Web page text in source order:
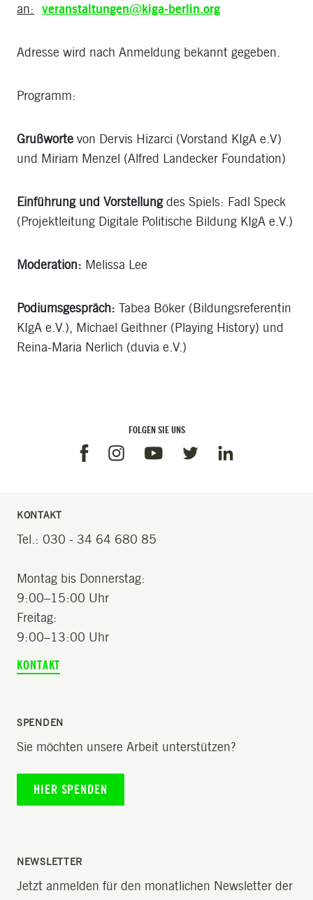
an: veranstaltungen@kiga-berlin.org
Adresse wird nach Anmeldung bekannt gegeben.
Programm:
Grußworte von Dervis Hizarci (Vorstand KIgA e.V)
und Miriam Menzel (Alfred Landecker Foundation)
Einführung und Vorstellungdes Spiels: Fadl Speck
(Projektleitung Digitale Politische Bildung KIgA e.V.)
Moderation: Melissa Lee
Podiumsgespräch: Tabea Böker (Bildungsreferentin
KIgA e.V.), Michael Geithner (Playing History) und
Reina-Maria Nerlich (duvia e.V.)
FOLGEN SIE UNS
FacebookInstagramYoutubeTwitterLinkedin
KONTAKT
Tel.: 030 - 34 64 680 85
Montag bis Donnerstag:
9:00–15:00 Uhr
Freitag:
9:00–13:00 Uhr
KONTAKT
SPENDEN
Sie möchten unsere Arbeit unterstützen?
HIER SPENDEN
NEWSLETTER
Jetzt anmelden für den monatlichen Newsletter der